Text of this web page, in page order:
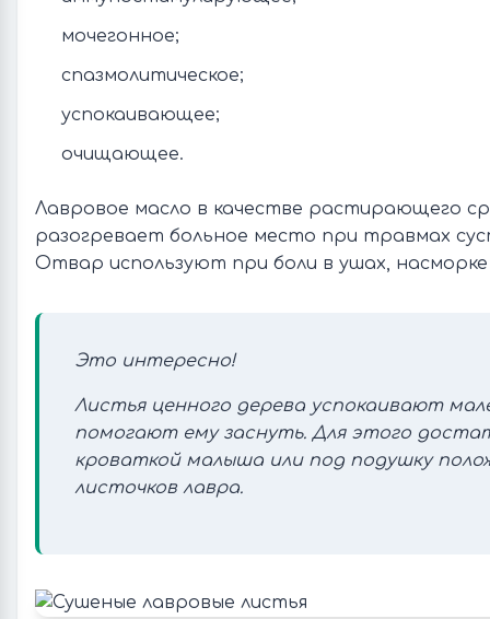
мочегонное;
спазмолитическое;
успокаивающее;
очищающее.
Лавровое масло в качестве растирающего
разогревает больное место при травмах
Отвар используют при боли в ушах, насморке
Это интересно!
Листья ценного дерева успокаивают
помогают ему заснуть. Для этого
кроваткой малыша или под подушку
листочков лавра.